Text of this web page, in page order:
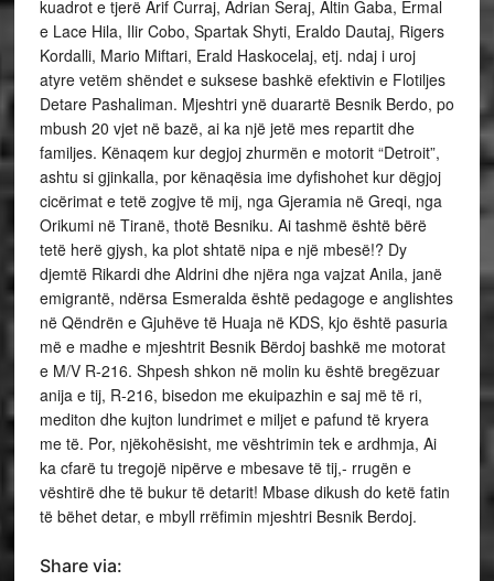
kuadrot e tjerë Arif Curraj, Adrian Seraj, Altin Gaba, Ermal
e Lace Hila, Ilir Cobo, Spartak Shyti, Eraldo Dautaj, Rigers
Kordalli, Mario Miftari, Erald Haskocelaj, etj. ndaj i uroj
atyre vetëm shëndet e suksese bashkë efektivin e Flotiljes
Detare Pashaliman. Mjeshtri ynë duarartë Besnik Berdo, po
mbush 20 vjet në bazë, ai ka një jetë mes repartit dhe
familjes. Kënaqem kur degjoj zhurmën e motorit “Detroit”,
ashtu si gjinkalla, por kënaqësia ime dyfishohet kur dëgjoj
cicërimat e tetë zogjve të mij, nga Gjeramia në Greqi, nga
Orikumi në Tiranë, thotë Besniku. Ai tashmë është bërë
tetë herë gjysh, ka plot shtatë nipa e një mbesë!? Dy
djemtë Rikardi dhe Aldrini dhe njëra nga vajzat Anila, janë
emigrantë, ndërsa Esmeralda është pedagoge e anglishtes
në Qëndrën e Gjuhëve të Huaja në KDS, kjo është pasuria
më e madhe e mjeshtrit Besnik Bërdoj bashkë me motorat
e M/V R-216. Shpesh shkon në molin ku është bregëzuar
anija e tij, R-216, bisedon me ekuipazhin e saj më të ri,
mediton dhe kujton lundrimet e miljet e pafund të kryera
me të. Por, njëkohësisht, me vështrimin tek e ardhmja, Ai
ka cfarë tu tregojë nipërve e mbesave të tij,- rrugën e
vështirë dhe të bukur të detarit! Mbase dikush do ketë fatin
të bëhet detar, e mbyll rrëfimin mjeshtri Besnik Berdoj.
Share via: